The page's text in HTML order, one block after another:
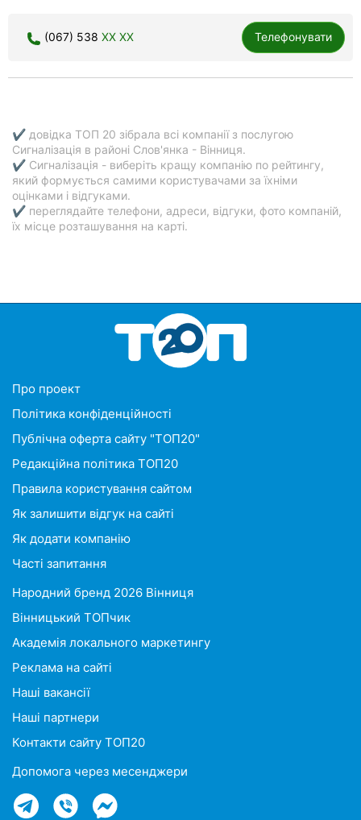
Ужгород
Карпати
(067) 538 XX XX Телефонувати
✔ довідка ТОП 20 зібрала всі компанії з послугою
Сигналізація в районі Слов'янка - Вінниця.
✔ Сигналізація - виберіть кращу компанію по рейтингу,
який формується самими користувачами за їхніми
оцінками і відгуками.
✔ переглядайте телефони, адреси, відгуки, фото компаній,
їх місце розташування на карті.
Про проект
Політика конфіденційності
Публічна оферта сайту "ТОП20"
Редакційна політика ТОП20
Правила користування сайтом
Як залишити відгук на сайті
Як додати компанію
Часті запитання
Народний бренд 2026 Вінниця
Вінницький ТОПчик
Академія локального маркетингу
Реклама на сайті
Наші вакансії
Наші партнери
Контакти сайту ТОП20
Допомога через месенджери